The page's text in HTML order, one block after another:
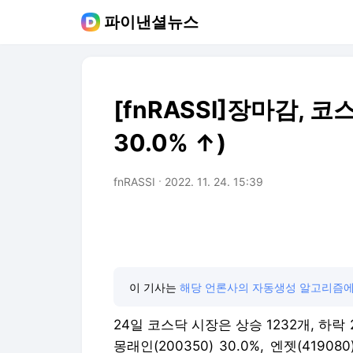
파이낸셜뉴스
[fnRASSI]장마감, 코
30.0% ↑)
fnRASSI 2022. 11. 24. 15:39
이 기사는 해당 언론사의 자동생성 알고리즘
24일 코스닥 시장은 상승 1232개, 하
몽래인(200350) 30.0%, 엔젯